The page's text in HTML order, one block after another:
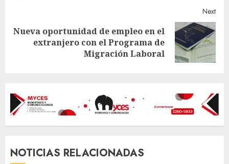
Next
Nueva oportunidad de empleo en el
extranjero con el Programa de
Migración Laboral
NOTICIAS RELACIONADAS